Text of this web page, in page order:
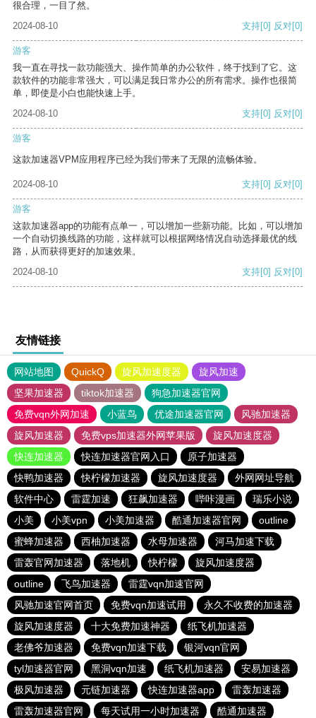
很合理，一目了然。
2024-08-10
支持[0] 反对[0]
游客
我一直在寻找一款功能强大、操作简单的办公软件，终于找到了它。这
款软件的功能非常强大，可以满足我日常办公的所有需求。操作也很简
单，即使是小白也能快速上手。
2024-08-10
支持[0] 反对[0]
游客
这款加速器VPM应用程序已经为我们带来了无限的流畅体验。
2024-08-10 支持[0] 反对[0]
游客
这款加速器app的功能有点单一，可以增加一些新功能。比如，可以增加
一个自动切换线路的功能，这样就可以根据网络情况自动选择最优的线
路，从而获得更好的加速效果。
2024-08-10
支持[0] 反对[0]
友情链接
网站地图 QuickQ 旋风加速度器
旋风加速
坚果加速器
tiktok加速器
狗急加速器官网
免费vqn外网加速
小蓝鸟 优途加速器官网
风驰加速器
旋风加速器
免费vps加速器外网苹果版
旋风加速度器
快连加速器
快连加速器官网入口
原子加速器
快鸭加速器
快柠檬加速器 旋风加速度器
外网网址导航
软件中心
雷霆加速 狂飙加速器 哔咔漫画
瑞乐小说
小美
小美vpn 小美加速器 酷通加速器官网
outline
蜜蜂加速器
西柚加速器 水母加速器
河马加速下载
雷轰官网加速器
落地机 快柠檬
旋风加速度器
outline
飞鸟加速器
雷霆vqn加速官网
风驰加速官网首页
免费vqn加速试用
永久不收费的加速器
旋风加速度器
十大免费加速神器
纸飞机加速器
老佛爷加速器
免费vqn加速下载
银河vqn官网
tyl加速器官网
黑洞vqn加速 纸飞机加速器
安易加速器
极风加速器
元链加速器 快连加速器app
雷轰加速器
雷轰加速器官网
每天试用一小时加速器 酷通加速器